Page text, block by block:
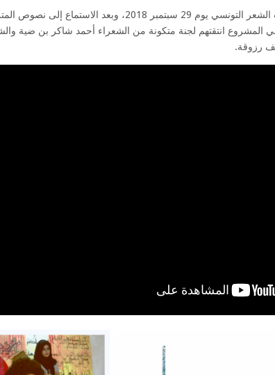
انتظمت اختبارات الأداء في بيت الشعر التونسي يوم 29 سبتمبر 2018، وبعد
في المشروع انتقتهم لجنة متكونة من الشعراء أحمد شاكر بن ضية
رزوقة.